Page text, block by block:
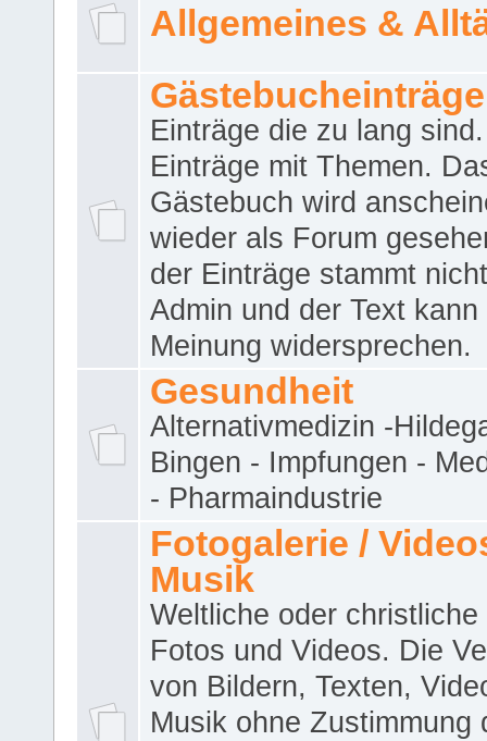
Allgemeines &
Gästebucheinträge
Einträge die zu lang
Einträge mit Themen.
Gästebuch wird
wieder als Forum
der Einträge stammt
Admin und der Text kann
Meinung widersprechen.
Gesundheit
Alternativmedizin -
Bingen - Impfungen -
- Pharmaindustrie
Fotogalerie /
Musik
Weltliche oder christliche
Fotos und Videos. Die
von Bildern, Texten,
Musik ohne Zustimmung